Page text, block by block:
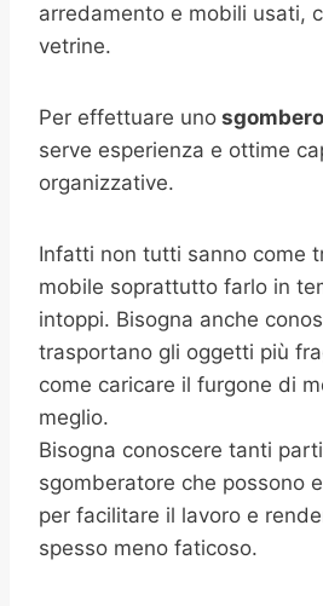
arredamento e mobili usati,
vetrine.
Per effettuare uno
serve esperienza e ottime
organizzative.
Infatti non tutti sanno come
mobile soprattutto farlo in
intoppi. Bisogna anche
trasportano gli oggetti più
come caricare il furgone di
meglio.
Bisogna conoscere tanti
sgomberatore che possono
per facilitare il lavoro e
spesso meno faticoso.